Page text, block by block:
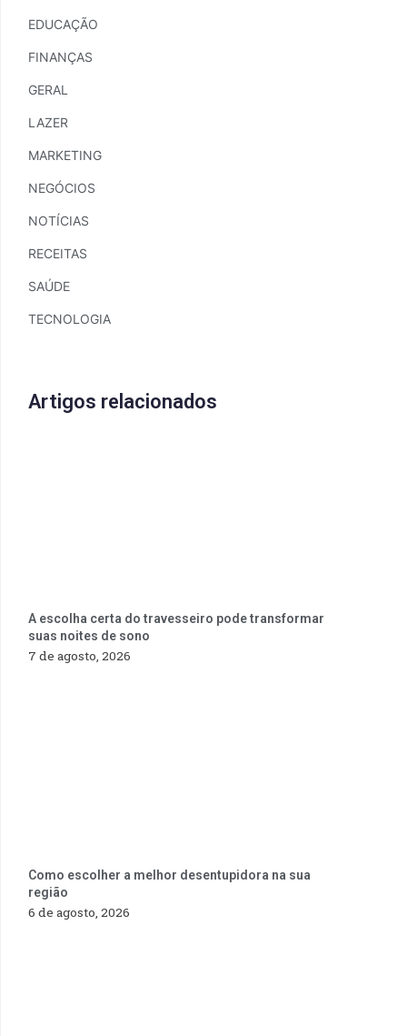
EDUCAÇÃO
FINANÇAS
GERAL
LAZER
MARKETING
NEGÓCIOS
NOTÍCIAS
RECEITAS
SAÚDE
TECNOLOGIA
Artigos relacionados
A escolha certa do travesseiro pode transformar
suas noites de sono
7 de agosto, 2026
Como escolher a melhor desentupidora na sua
região
6 de agosto, 2026